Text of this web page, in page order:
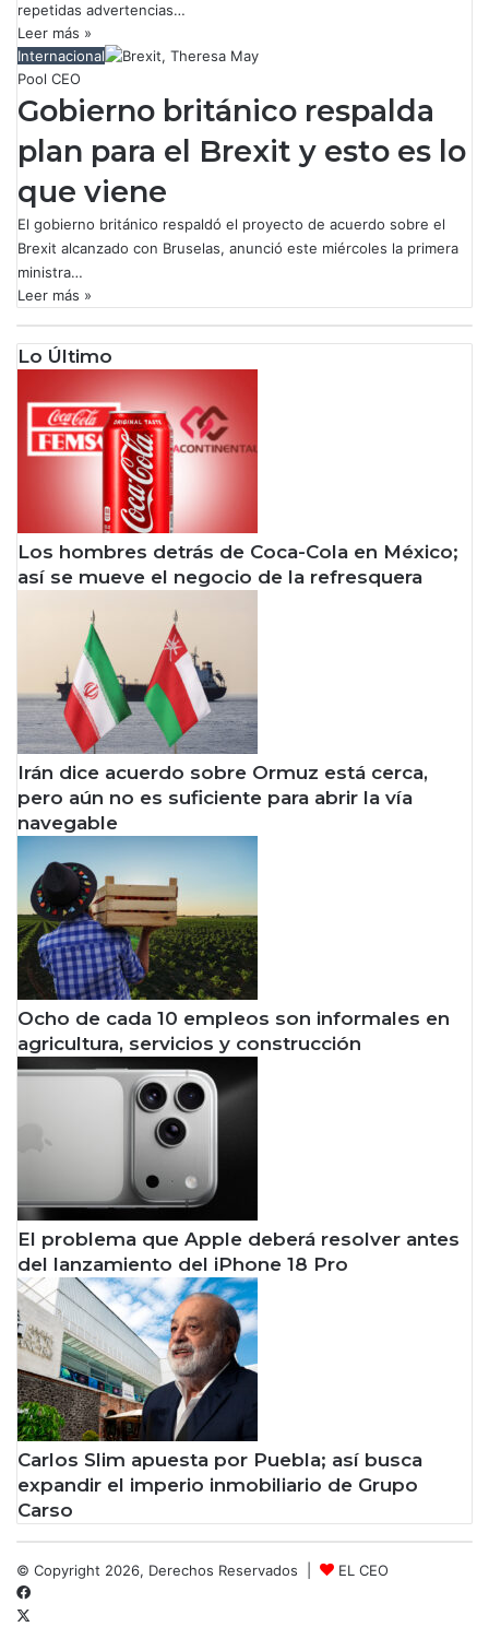
repetidas advertencias…
Leer más »
Internacional
Pool CEO
Gobierno británico respalda
plan para el Brexit y esto es lo
que viene
El gobierno británico respaldó el proyecto de acuerdo sobre el
Brexit alcanzado con Bruselas, anunció este miércoles la primera
ministra…
Leer más »
Lo Último
Los hombres detrás de Coca-Cola en México;
así se mueve el negocio de la refresquera
Irán dice acuerdo sobre Ormuz está cerca,
pero aún no es suficiente para abrir la vía
navegable
Ocho de cada 10 empleos son informales en
agricultura, servicios y construcción
El problema que Apple deberá resolver antes
del lanzamiento del iPhone 18 Pro
Carlos Slim apuesta por Puebla; así busca
expandir el imperio inmobiliario de Grupo
Carso
© Copyright 2026, Derechos Reservados |
EL CEO